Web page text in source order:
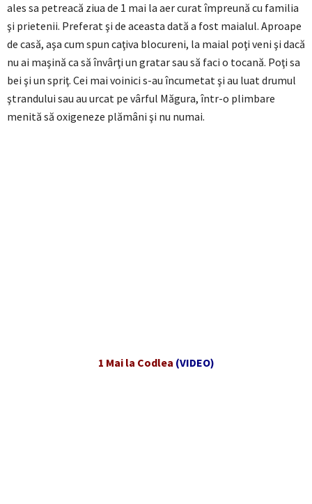
ales sa petreacă ziua de 1 mai la aer curat împreună cu familia
şi prietenii. Preferat şi de aceasta dată a fost maialul. Aproape
de casă, aşa cum spun caţiva blocureni, la maial poţi veni şi dacă
nu ai maşină ca să învârţi un gratar sau să faci o tocană. Poţi sa
bei şi un spriţ. Cei mai voinici s-au încumetat şi au luat drumul
ştrandului sau au urcat pe vârful Măgura, într-o plimbare
menită să oxigeneze plămâni şi nu numai.
1 Mai la Codlea (VIDEO)